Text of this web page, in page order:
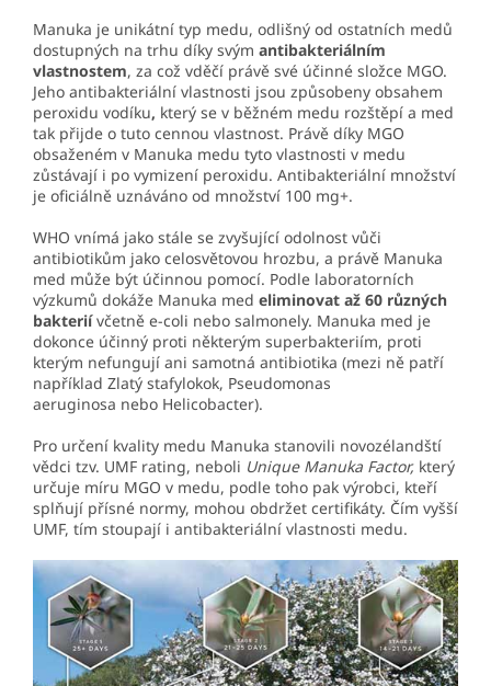
Manuka je unikátní typ medu, odlišný od ostatních medů
dostupných na trhu díky svým antibakteriálním
vlastnostem, za což vděčí právě své účinné složce MGO.
Jeho antibakteriální vlastnosti jsou způsobeny obsahem
peroxidu vodíku, který se v běžném medu rozštěpí a med
tak přijde o tuto cennou vlastnost. Právě díky MGO
obsaženém v Manuka medu tyto vlastnosti v medu
zůstávají i po vymizení peroxidu. Antibakteriální množství
je oficiálně uznáváno od množství 100 mg+.
WHO vnímá jako stále se zvyšující odolnost vůči
antibiotikům jako celosvětovou hrozbu, a právě Manuka
med může být účinnou pomocí. Podle laboratorních
výzkumů dokáže Manuka med eliminovat až 60 různých
bakteriívčetně e-coli nebo salmonely. Manuka med je
dokonce účinný proti některým superbakteriím, proti
kterým nefungují ani samotná antibiotika (mezi ně patří
například Zlatý stafylokok, Pseudomonas
aeruginosa nebo Helicobacter).
Pro určení kvality medu Manuka stanovili novozélandští
vědci tzv. UMF rating, neboli Unique Manuka Factor, který
určuje míru MGO v medu, podle toho pak výrobci, kteří
splňují přísné normy, mohou obdržet certifikáty. Čím vyšší
UMF, tím stoupají i antibakteriální vlastnosti medu.